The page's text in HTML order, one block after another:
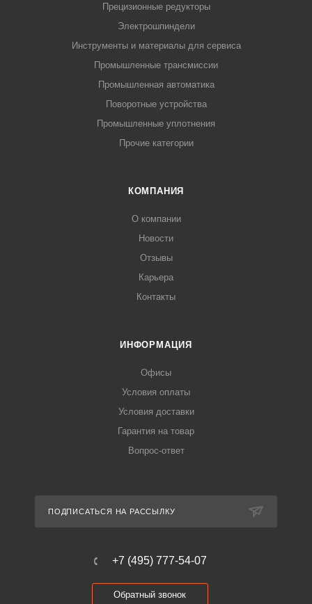
Прецизионные редукторы
Электрошпиндели
Инструменты и материалы для сервиса
Промышленные трансмиссии
Промышленная автоматика
Поворотные устройства
Промышленные уплотнения
Прочие категории
КОМПАНИЯ
О компании
Новости
Отзывы
Карьера
Контакты
ИНФОРМАЦИЯ
Офисы
Условия оплаты
Условия доставки
Гарантия на товар
Вопрос-ответ
ПОДПИСАТЬСЯ НА РАССЫЛКУ
+7 (495) 777-54-07
Обратный звонок